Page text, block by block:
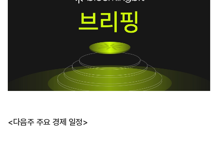
<다음주 주요 경제 일정>